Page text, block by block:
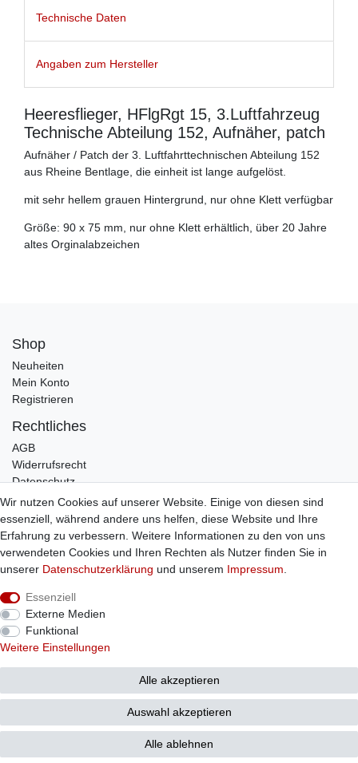
Technische Daten
Angaben zum Hersteller
Heeresflieger, HFlgRgt 15, 3.Luftfahrzeug
Technische Abteilung 152, Aufnäher, patch
Aufnäher / Patch der 3. Luftfahrttechnischen Abteilung 152
aus Rheine Bentlage, die einheit ist lange aufgelöst.
mit sehr hellem grauen Hintergrund, nur ohne Klett verfügbar
Größe: 90 x 75 mm, nur ohne Klett erhältlich, über 20 Jahre
altes Orginalabzeichen
Shop
Neuheiten
Mein Konto
Registrieren
Rechtliches
AGB
Widerrufsrecht
Datenschutz
Impressum
Infos
Zahlung / Versand
Individuelle Anfertigung
Bestellung widerrufen
Wir nutzen Cookies auf unserer Website. Einige von diesen sind
essenziell, während andere uns helfen, diese Website und Ihre
Erfahrung zu verbessern. Weitere Informationen zu den von uns
verwendeten Cookies und Ihren Rechten als Nutzer finden Sie in
unserer Daten­schutz­erklärung und unserem Impressum
Essenziell
Externe Medien
Funktional
Weitere Einstellungen
Alle akzeptieren
Auswahl akzeptieren
Alle ablehnen
© Copyright 2026 Sticker Shop Strerath